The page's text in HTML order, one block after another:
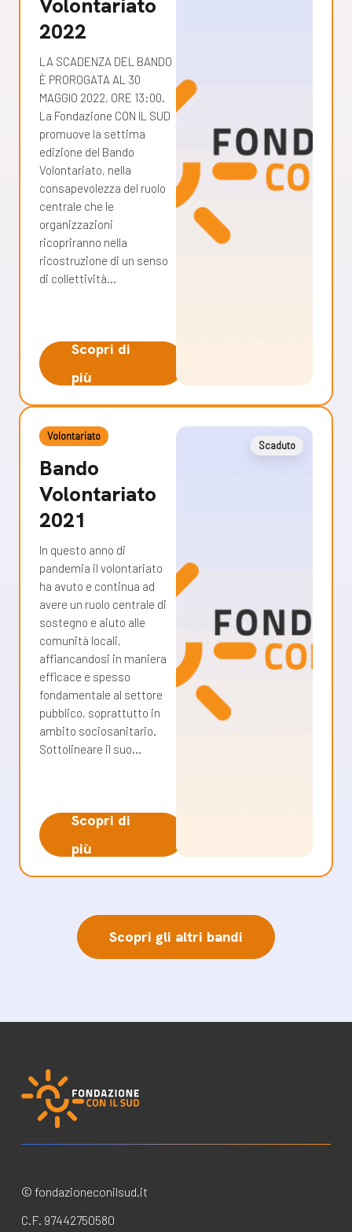
Volontariato
2022
LA SCADENZA DEL BANDO
È PROROGATA AL 30
MAGGIO 2022, ORE 13:00.
La Fondazione CON IL SUD
promuove la settima
edizione del Bando
Volontariato, nella
consapevolezza del ruolo
centrale che le
organizzazioni
ricopriranno nella
ricostruzione di un senso
di collettività…
Scopri di
più
Volontariato
Bando
Volontariato
2021
In questo anno di
pandemia il volontariato
ha avuto e continua ad
avere un ruolo centrale di
sostegno e aiuto alle
comunità locali,
affiancandosi in maniera
efficace e spesso
fondamentale al settore
pubblico, soprattutto in
ambito sociosanitario.
Sottolineare il suo…
Scopri di
più
Scaduto
Scopri gli altri bandi
© fondazioneconilsud.it
C.F. 97442750580